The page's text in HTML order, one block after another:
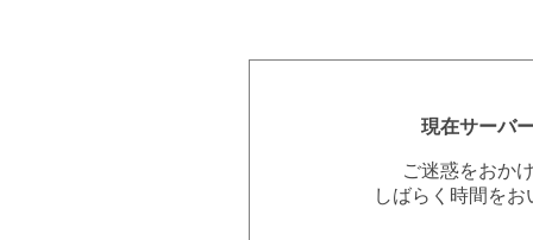
現在サーバ
ご迷惑をおか
しばらく時間を